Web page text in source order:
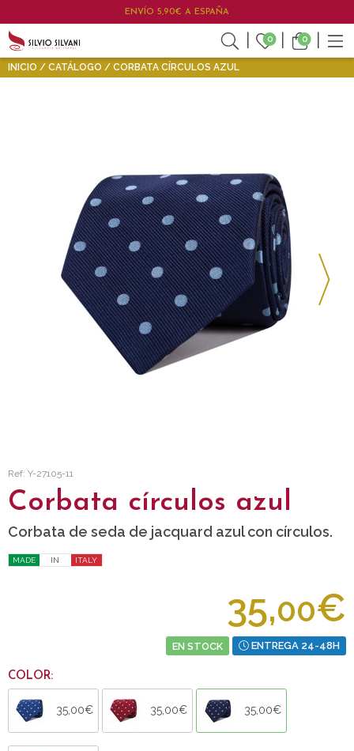
ENVÍO 5,90€ A ESPAÑA
0 0
INICIO CATÁLOGO CORBATA CÍRCULOS AZUL
Ref: Y-27105-11
Corbata círculos azul
Corbata de seda de jacquard azul con círculos.
MADE IN ITALY
35,00€
EN STOCK ENTREGA 24-48H
COLOR:
35,00€ 35,00€ 35,00€